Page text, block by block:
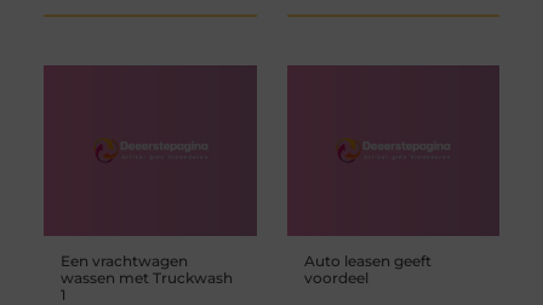
Een vrachtwagen
wassen met Truckwash
1
Auto leasen geeft
voordeel